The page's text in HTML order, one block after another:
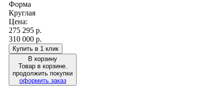
Форма
Круглая
Цена:
275 295 р.
310 000 р.
Купить в 1 клик
В корзину
Товар в корзине.
продолжить покупки
оформить заказ